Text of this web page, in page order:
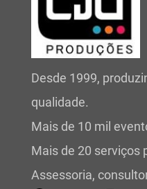
Desde 1999,
qualidade.
Mais de 10 mil
Mais de 20 serviços
Assessoria,